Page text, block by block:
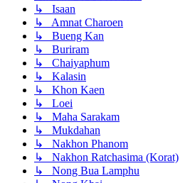
↳ Isaan
↳ Amnat Charoen
↳ Bueng Kan
↳ Buriram
↳ Chaiyaphum
↳ Kalasin
↳ Khon Kaen
↳ Loei
↳ Maha Sarakam
↳ Mukdahan
↳ Nakhon Phanom
↳ Nakhon Ratchasima (Korat)
↳ Nong Bua Lamphu